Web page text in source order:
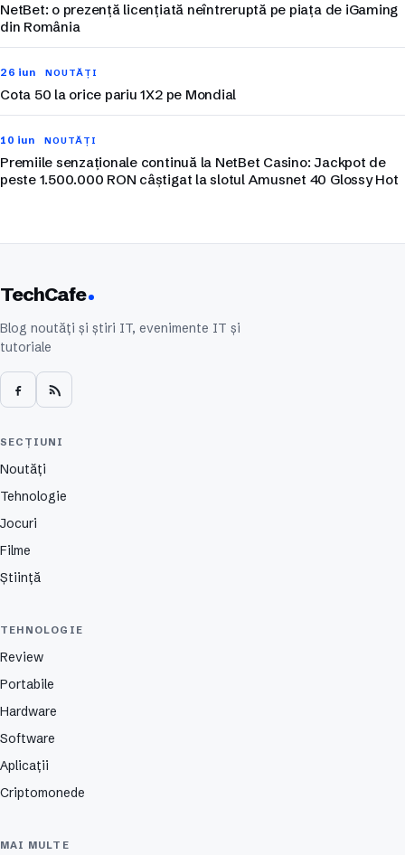
NetBet: o prezență licențiată neîntreruptă pe piața de iGaming
din România
26 iun NOUTĂȚI
Cota 50 la orice pariu 1X2 pe Mondial
10 iun NOUTĂȚI
Premiile senzaționale continuă la NetBet Casino: Jackpot de
peste 1.500.000 RON câștigat la slotul Amusnet 40 Glossy Hot
TechCafe
Blog noutăți și știri IT, evenimente IT și
tutoriale
SECȚIUNI
Noutăți
Tehnologie
Jocuri
Filme
Știință
TEHNOLOGIE
Review
Portabile
Hardware
Software
Aplicații
Criptomonede
MAI MULTE